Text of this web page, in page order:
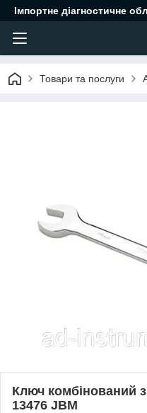
Імпортне діагностичне
Товари та послуги
Ключ комбінований
13476 JBM